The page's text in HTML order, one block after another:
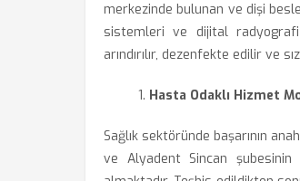
merkezinde bulunan ve dişi
sistemleri ve dijital
arındırılır, dezenfekte edilir ve
Hasta Odaklı Hizmet
Sağlık sektöründe başarının
ve Alyadent Sincan şubesinin